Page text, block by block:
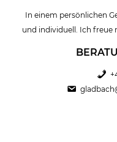
In einem persönlichen
und individuell. Ich freue